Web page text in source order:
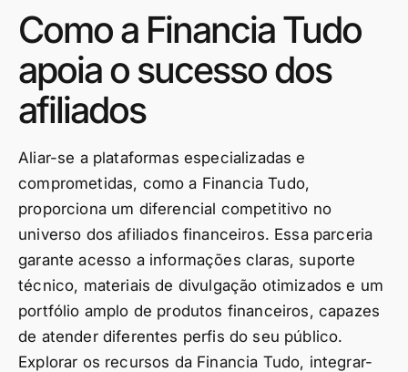
Como a Financia Tudo
apoia o sucesso dos
afiliados
Aliar-se a plataformas especializadas e
comprometidas, como a Financia Tudo,
proporciona um diferencial competitivo no
universo dos afiliados financeiros. Essa parceria
garante acesso a informações claras, suporte
técnico, materiais de divulgação otimizados e um
portfólio amplo de produtos financeiros, capazes
de atender diferentes perfis do seu público.
Explorar os recursos da Financia Tudo, integrar-